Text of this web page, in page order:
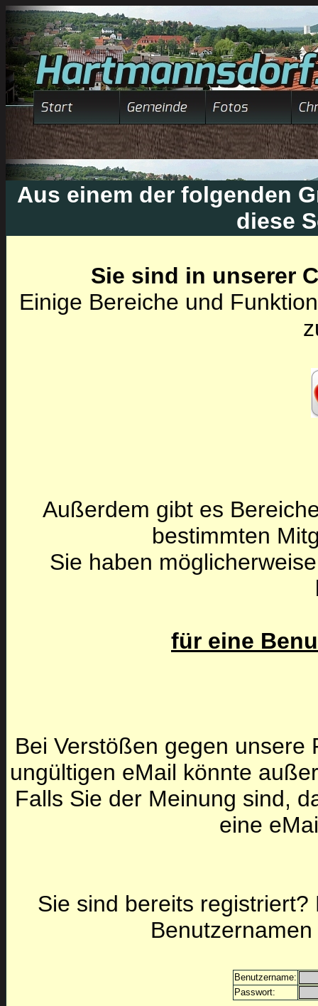
Aus einem der folgenden
diese
Sie sind in unserer
Einige Bereiche und
Außerdem gibt es
bestimmten
Sie haben
für eine
Bei Verstößen gegen unsere
ungültigen eMail könnte
Falls Sie der Meinung sind,
eine
Sie sind bereits
Benutzername:
Passwort: